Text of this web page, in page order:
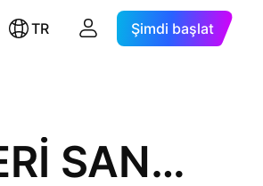
TR Şimdi başlat
MEPET METRO PETROL VE TESİSLERİ SANAYİ TİCARET A.Ş.